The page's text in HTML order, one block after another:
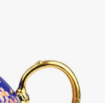
ванной комнате.
необходимо
плохо